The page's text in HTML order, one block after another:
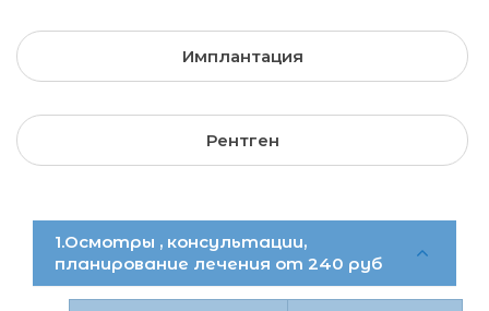
Имплантация
Рентген
1.Осмотры , консультации,
планирование лечения от 240 руб